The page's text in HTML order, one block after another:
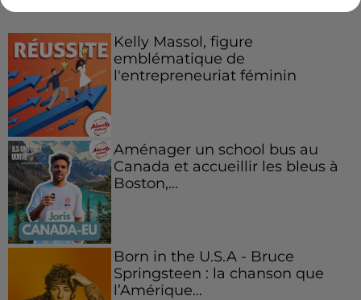
Kelly Massol, figure
emblématique de
l'entrepreneuriat féminin
Aménager un school bus au
Canada et accueillir les bleus à
Boston,...
Born in the U.S.A - Bruce
Springsteen : la chanson que
l’Amérique...